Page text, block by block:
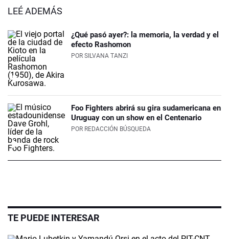
LEÉ ADEMÁS
¿Qué pasó ayer?: la memoria, la verdad y el
efecto Rashomon
POR SILVANA TANZI
Foo Fighters abrirá su gira sudamericana en
Uruguay con un show en el Centenario
POR REDACCIÓN BÚSQUEDA
TE PUEDE INTERESAR